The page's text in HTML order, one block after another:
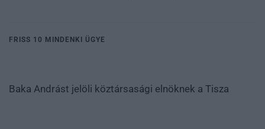
FRISS 10 MINDENKI ÜGYE
Baka Andrást jelöli köztársasági elnöknek a Tisza